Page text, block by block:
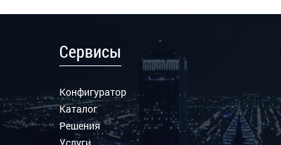
Сервисы
Конфигуратор
Каталог
Решения